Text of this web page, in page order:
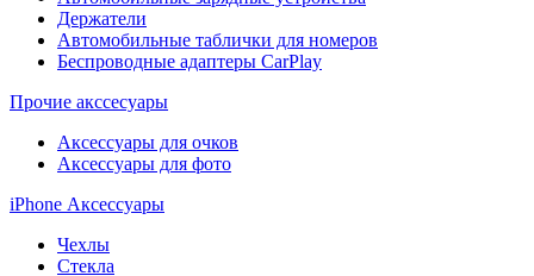
Держатели
Автомобильные таблички для номеров
Беспроводные адаптеры CarPlay
Прочие акссесуары
Аксессуары для очков
Аксессуары для фото
iPhone Аксессуары
Чехлы
Стекла